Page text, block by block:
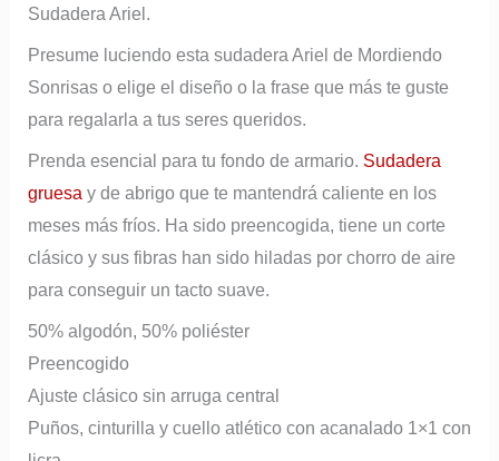
Sudadera Ariel.
Presume luciendo esta sudadera Ariel de Mordiendo
Sonrisas o elige el diseño o la frase que más te guste
para regalarla a tus seres queridos.
Prenda esencial para tu fondo de armario. Sudadera
gruesa y de abrigo que te mantendrá caliente en los
meses más fríos. Ha sido preencogida, tiene un corte
clásico y sus fibras han sido hiladas por chorro de aire
para conseguir un tacto suave.
50% algodón, 50% poliéster
Preencogido
Ajuste clásico sin arruga central
Puños, cinturilla y cuello atlético con acanalado 1×1 con